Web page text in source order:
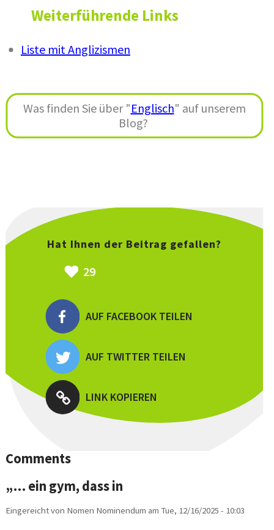
Weiterführende Links
Liste mit Anglizismen
Was finden Sie über "Englisch" auf unserem
Blog?
Hat Ihnen der Beitrag gefallen?
29
AUF FACEBOOK TEILEN
AUF TWITTER TEILEN
LINK KOPIEREN
Comments
„… ein gym, dass in
Eingereicht von Nomen Nominendum am Tue, 12/16/2025 - 10:03